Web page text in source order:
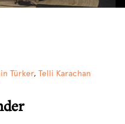
Türker, Telli Karachan